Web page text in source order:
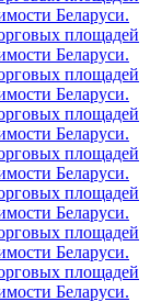
Беларуси.
площадей
Беларуси.
площадей
Беларуси.
площадей
Беларуси.
площадей
Беларуси.
площадей
Беларуси.
площадей
Беларуси.
площадей
Беларуси.